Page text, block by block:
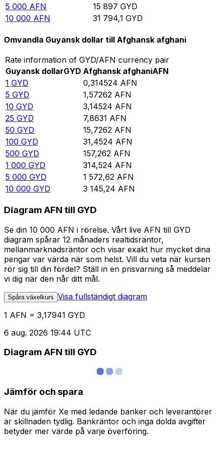
5 000 AFN 15 897 GYD
10 000 AFN 31 794,1 GYD
Omvandla Guyansk dollar till Afghansk afghani
Rate information of GYD/AFN currency pair
Guyansk dollarGYD Afghansk afghaniAFN
1 GYD 0,314524 AFN
5 GYD 1,57262 AFN
10 GYD 3,14524 AFN
25 GYD 7,8631 AFN
50 GYD 15,7262 AFN
100 GYD 31,4524 AFN
500 GYD 157,262 AFN
1 000 GYD 314,524 AFN
5 000 GYD 1 572,62 AFN
10 000 GYD 3 145,24 AFN
Diagram AFN till GYD
Se din 10 000 AFN i rörelse. Vårt live AFN till GYD
diagram spårar 12 månaders realtidsräntor,
mellanmarknadsräntor och visar exakt hur mycket dina
pengar var värda när som helst. Vill du veta när kursen
rör sig till din fördel? Ställ in en prisvarning så meddelar
vi dig när den når ditt mål.
Spåra växelkurs Visa fullständigt diagram
1 AFN = 3,17941 GYD
6 aug. 2026 19:44 UTC
Diagram AFN till GYD
Jämför och spara
När du jämför Xe med ledande banker och leverantörer
är skillnaden tydlig. Bankräntor och inga dolda avgifter
betyder mer värde på varje överföring.